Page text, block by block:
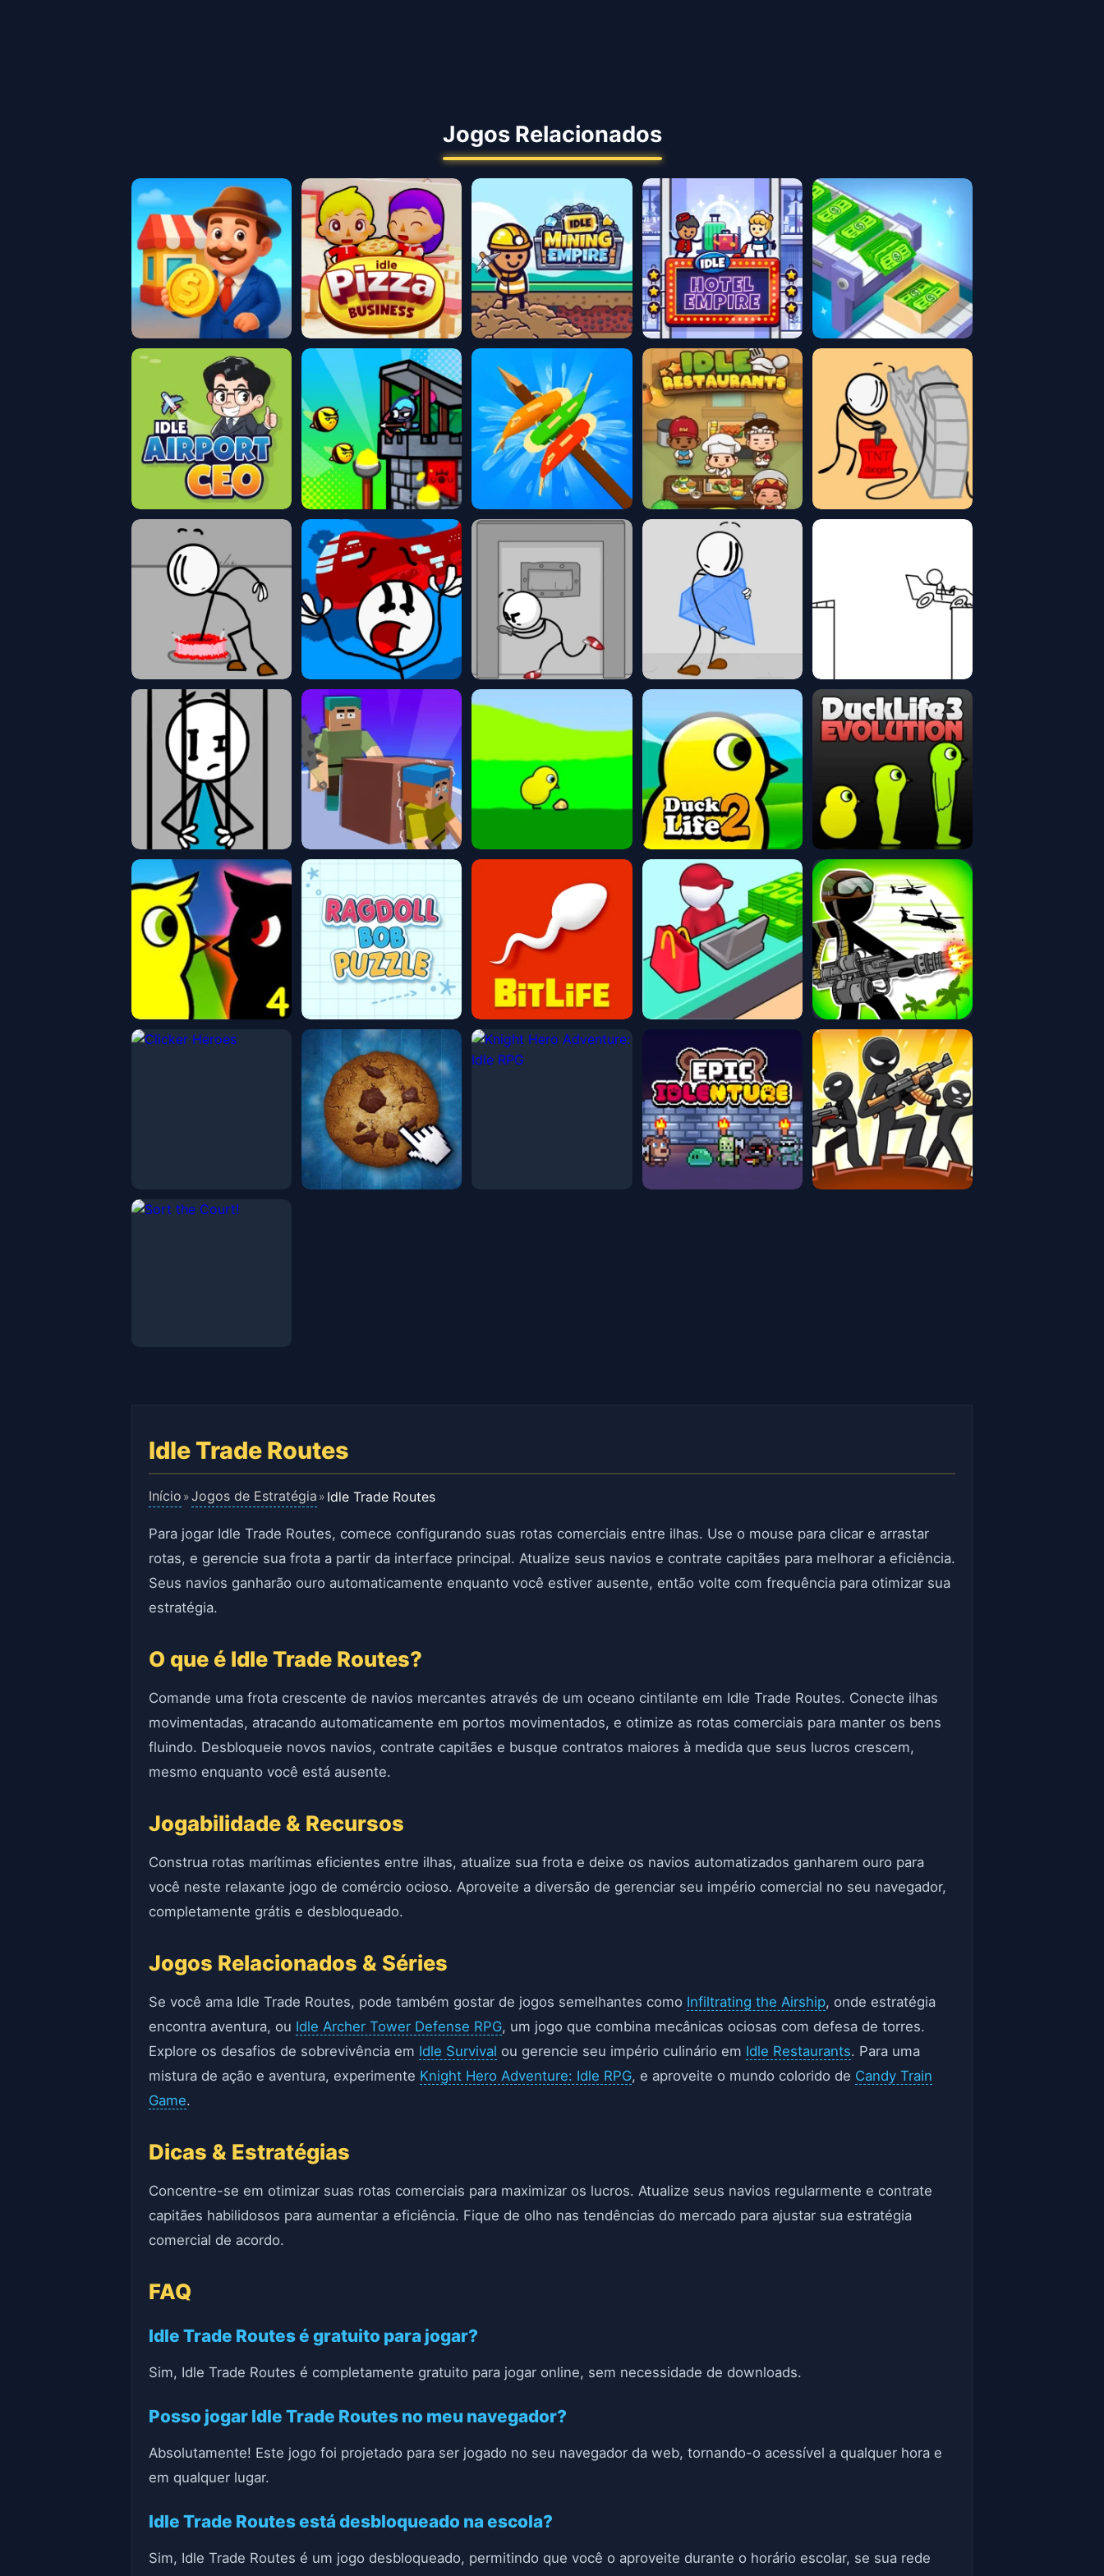
Idle Trade Routes
Início »Jogos de Estratégia » Idle Trade Routes
Para jogar Idle Trade Routes, comece configurando suas rotas comerciais entre ilhas. Use o mouse para clicar e arrastar
rotas, e gerencie sua frota a partir da interface principal. Atualize seus navios e contrate capitães para melhorar a eficiência.
Seus navios ganharão ouro automaticamente enquanto você estiver ausente, então volte com frequência para otimizar sua
estratégia.
O que é Idle Trade Routes?
Comande uma frota crescente de navios mercantes através de um oceano cintilante em Idle Trade Routes. Conecte ilhas
movimentadas, atracando automaticamente em portos movimentados, e otimize as rotas comerciais para manter os bens
fluindo. Desbloqueie novos navios, contrate capitães e busque contratos maiores à medida que seus lucros crescem,
mesmo enquanto você está ausente.
Jogabilidade & Recursos
Construa rotas marítimas eficientes entre ilhas, atualize sua frota e deixe os navios automatizados ganharem ouro para
você neste relaxante jogo de comércio ocioso. Aproveite a diversão de gerenciar seu império comercial no seu navegador,
completamente grátis e desbloqueado.
Jogos Relacionados & Séries
Se você ama Idle Trade Routes, pode também gostar de jogos semelhantes como Infiltrating the Airship, onde estratégia
encontra aventura, ou Idle Archer Tower Defense RPG, um jogo que combina mecânicas ociosas com defesa de torres.
Explore os desafios de sobrevivência em Idle Survival ou gerencie seu império culinário em Idle Restaurants. Para uma
mistura de ação e aventura, experimente Knight Hero Adventure: Idle RPG, e aproveite o mundo colorido de Candy Train
Game.
Dicas & Estratégias
Concentre-se em otimizar suas rotas comerciais para maximizar os lucros. Atualize seus navios regularmente e contrate
capitães habilidosos para aumentar a eficiência. Fique de olho nas tendências do mercado para ajustar sua estratégia
comercial de acordo.
FAQ
Idle Trade Routes é gratuito para jogar?
Sim, Idle Trade Routes é completamente gratuito para jogar online, sem necessidade de downloads.
Posso jogar Idle Trade Routes no meu navegador?
Absolutamente! Este jogo foi projetado para ser jogado no seu navegador da web, tornando-o acessível a qualquer hora e
em qualquer lugar.
Idle Trade Routes está desbloqueado na escola?
Sim, Idle Trade Routes é um jogo desbloqueado, permitindo que você o aproveite durante o horário escolar, se sua rede
Jogos Relacionados